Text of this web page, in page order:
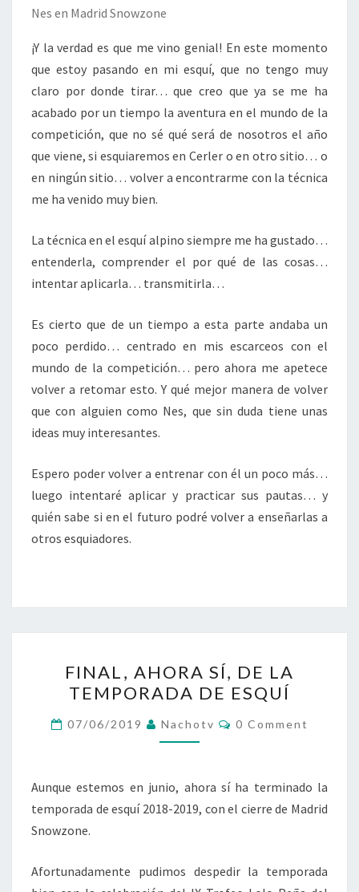
Nes en Madrid Snowzone
¡Y la verdad es que me vino genial! En este momento
que estoy pasando en mi esquí, que no tengo muy
claro por donde tirar… que creo que ya se me ha
acabado por un tiempo la aventura en el mundo de la
competición, que no sé qué será de nosotros el año
que viene, si esquiaremos en Cerler o en otro sitio… o
en ningún sitio… volver a encontrarme con la técnica
me ha venido muy bien.
La técnica en el esquí alpino siempre me ha gustado…
entenderla, comprender el por qué de las cosas…
intentar aplicarla… transmitirla…
Es cierto que de un tiempo a esta parte andaba un
poco perdido… centrado en mis escarceos con el
mundo de la competición… pero ahora me apetece
volver a retomar esto. Y qué mejor manera de volver
que con alguien como Nes, que sin duda tiene unas
ideas muy interesantes.
Espero poder volver a entrenar con él un poco más…
luego intentaré aplicar y practicar sus pautas… y
quién sabe si en el futuro podré volver a enseñarlas a
otros esquiadores.
AHORA
SÍ,
DE
LA
DE
ESQUÍ
FINAL, AHORA SÍ, DE LA
TEMPORADA DE ESQUÍ
07/06/2019 Nachotv Comments
0 Comment
Aunque estemos en junio, ahora sí ha terminado la
temporada de esquí 2018-2019, con el cierre de Madrid
Snowzone.
Afortunadamente pudimos despedir la temporada